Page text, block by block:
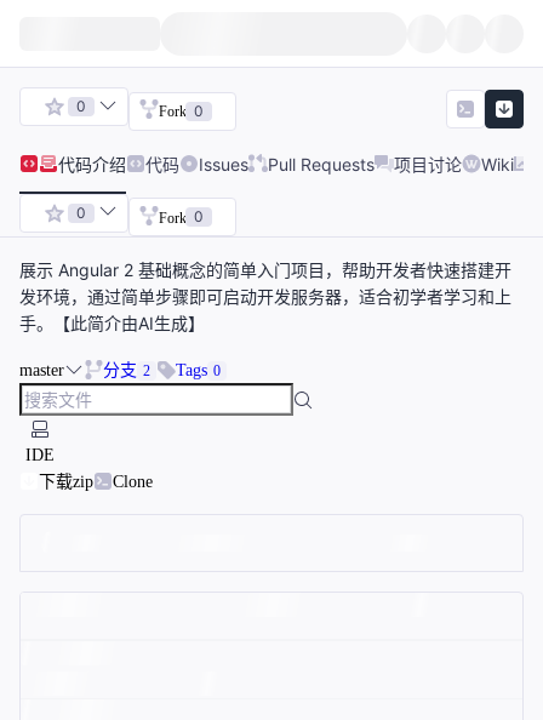
0 Fork 0
代码介绍 代码 Issues Pull Requests 项目讨论 Wiki
0 Fork 0
展示 Angular 2 基础概念的简单入门项目，帮助开发者快速搭建开
发环境，通过简单步骤即可启动开发服务器，适合初学者学习和上
手。【此简介由AI生成】
master 分支 2 Tags 0
IDE
下载zip
Clone